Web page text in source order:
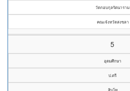
วัดกอบกุลรัตนาราม
คณะจังหวัดสงขลา
5
อุดมศึกษา
ป.ตรี
สิบโท